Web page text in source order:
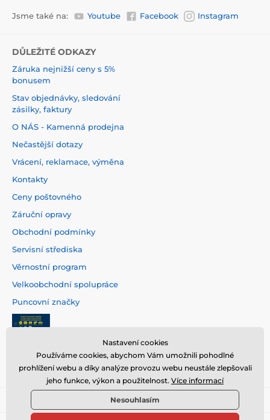
Jsme také na: Youtube Facebook Instagram
DŮLEŽITÉ ODKAZY
Záruka nejnižší ceny s 5%
bonusem
Stav objednávky, sledování
zásilky, faktury
O NÁS - Kamenná prodejna
Nečastější dotazy
Vrácení, reklamace, výměna
Kontakty
Ceny poštovného
Záruční opravy
Obchodní podmínky
Servisní střediska
Věrnostní program
Velkoobchodní spolupráce
Puncovní značky
Nastavení cookies
Používáme cookies, abychom Vám umožnili pohodlné
prohlížení webu a díky analýze provozu webu neustále zlepšovali
jeho funkce, výkon a použitelnost. Více informací
Nesouhlasím